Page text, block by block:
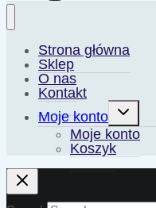
Strona główna
Sklep
O nas
Kontakt
Moje konto
Przełącz
podrzędne
Moje konto
Koszyk